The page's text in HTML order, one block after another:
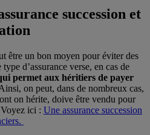
succession et
être un bon moyen pour éviter des
d’assurance verse, en cas de
permet aux héritiers de payer
on peut, dans de nombreux cas,
on hérite, doive être vendu pour
ici : Une assurance succession